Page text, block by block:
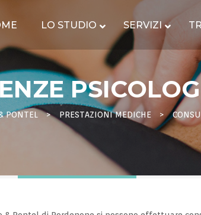
LO STUDIO SERVIZI
PONTEL > PRESTAZIONI MEDICHE >